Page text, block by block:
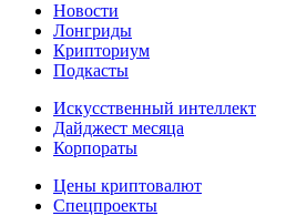
Новости
Лонгриды
Крипториум
Подкасты
Искусственный интеллект
Дайджест месяца
Корпораты
Цены криптовалют
Спецпроекты